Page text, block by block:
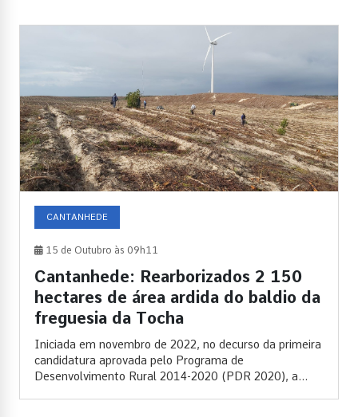
CANTANHEDE
15 de Outubro às 09h11
Cantanhede: Rearborizados 2 150
hectares de área ardida do baldio da
freguesia da Tocha
Iniciada em novembro de 2022, no decurso da primeira
candidatura aprovada pelo Programa de
Desenvolvimento Rural 2014-2020 (PDR 2020), a...